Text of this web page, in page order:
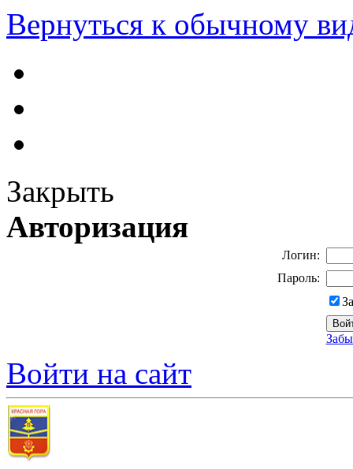
Вернуться к обычному
Закрыть
Авторизация
Логин:
Пароль:
Войти на сайт